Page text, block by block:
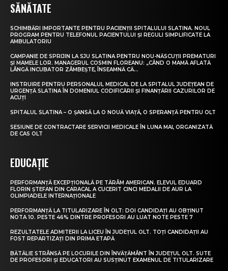
SĂNĂTATE
SCHIMBĂRI IMPORTANTE PENTRU PACIENȚII SPITALULUI SLATINA. NOUL
PROGRAM PENTRU TELEFONUL PACIENTULUI ȘI REGULI SIMPLIFICATE LA
AMBULATORIU
CAMPANIE DE SPRIJIN LA SJU SLATINA PENTRU NOU-NĂSCUȚII PREMATURI
ȘI MAMELE LOR. MANAGERUL COSMIN FLOREANU: „CÂND O MAMĂ AFLATĂ
LÂNGĂ INCUBATOR ZÂMBEȘTE, ÎNSEAMNĂ CĂ...
INSTRUIRE PENTRU PERSONALUL MEDICAL DE LA SPITALUL JUDEȚEAN DE
URGENȚĂ SLATINA ÎN DOMENIUL CODIFICĂRII ȘI FINANȚĂRII CAZURILOR DE
ACUȚI
SPITALUL SLATINA – O ȘANSĂ LA O NOUĂ VIAȚĂ, O SPERANȚĂ PENTRU OLT
SESIUNE DE CONTRACTARE SERVICII MEDICALE ÎN LUNA MAI, ORGANIZATĂ
DE CAS OLT
EDUCAȚIE
PERFORMANȚĂ EXCEPȚIONALĂ PE TĂRÂM AMERICAN. ELEVUL EDUARD
FLORIN ȘTEFAN DIN CARACAL A CUCERIT CINCI MEDALII DE AUR LA
OLIMPIADELE INTERNAȚIONALE
PERFORMANȚĂ LA TITULARIZARE ÎN OLT: DOI CANDIDAȚI AU OBȚINUT
NOTA 10. PESTE 46% DINTRE PROFESORI AU LUAT NOTE PESTE 7
REZULTATELE ADMITERII LA LICEU ÎN JUDEȚUL OLT. TOȚI CANDIDAȚII AU
FOST REPARTIZAȚI DIN PRIMA ETAPĂ
BĂTĂLIE STRÂNSĂ PE LOCURILE DIN ÎNVĂȚĂMÂNT ÎN JUDEȚUL OLT. SUTE
DE PROFESORI ȘI EDUCATORI AU SUSȚINUT EXAMENUL DE TITULARIZARE